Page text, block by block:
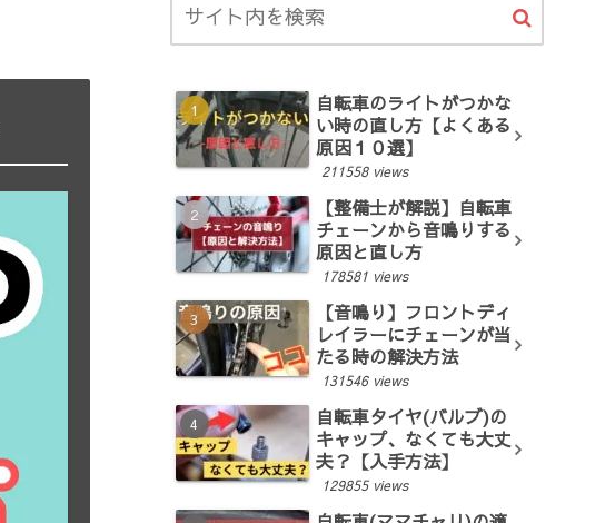
自転車のライトがつかな
い時の直し方【よくある
原因１０選】
211558 views
【整備士が解説】自転車
チェーンから音鳴りする
原因と直し方
178581 views
【音鳴り】フロントディ
レイラーにチェーンが当
たる時の解決方法
131546 views
自転車タイヤ(バルブ)の
キャップ、なくても大丈
夫？【入手方法】
129855 views